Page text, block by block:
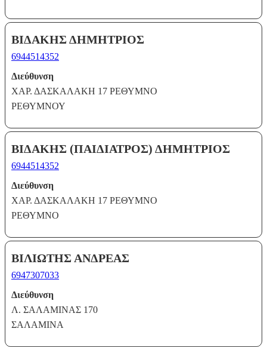
ΒΙΔΑΚΗΣ ΔΗΜΗΤΡΙΟΣ
6944514352
Διεύθυνση
ΧΑΡ. ΔΑΣΚΑΛΑΚΗ 17 ΡΕΘΥΜΝΟ
ΡΕΘΥΜΝΟΥ
ΒΙΔΑΚΗΣ (ΠΑΙΔΙΑΤΡΟΣ) ΔΗΜΗΤΡΙΟΣ
6944514352
Διεύθυνση
ΧΑΡ. ΔΑΣΚΑΛΑΚΗ 17 ΡΕΘΥΜΝΟ
ΡΕΘΥΜΝΟ
ΒΙΛΙΩΤΗΣ ΑΝΔΡΕΑΣ
6947307033
Διεύθυνση
Λ. ΣΑΛΑΜΙΝΑΣ 170
ΣΑΛΑΜΙΝΑ